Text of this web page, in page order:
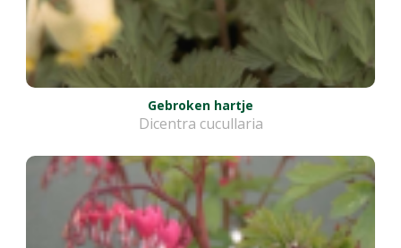
Gebroken hartje
Dicentra cucullaria